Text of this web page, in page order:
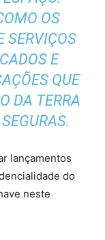
OS
SERVIÇOS
E
QUE
DA TERRA
lançamentos
do
neste